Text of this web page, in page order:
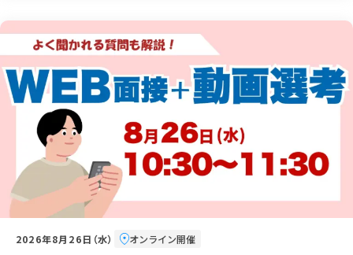
2026年8月26日（水） オンライン開催